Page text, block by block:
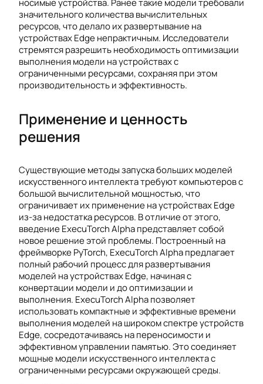
носимые устройства. Ранее такие модели требовали
значительного количества вычислительных
ресурсов, что делало их развертывание на
устройствах Edge непрактичным. Исследователи
стремятся разрешить необходимость оптимизации
выполнения модели на устройствах с
ограниченными ресурсами, сохраняя при этом
производительность и эффективность.
Применение и ценность
решения
Существующие методы запуска больших моделей
искусственного интеллекта требуют компьютеров с
большой вычислительной мощностью, что
ограничивает их применение на устройствах Edge
из-за недостатка ресурсов. В отличие от этого,
введение ExecuTorch Alpha представляет собой
новое решение этой проблемы. Построенный на
фреймворке PyTorch, ExecuTorch Alpha предлагает
полный рабочий процесс для развертывания
моделей на устройствах Edge, начиная с
конвертации модели и до оптимизации и
выполнения. ExecuTorch Alpha позволяет
использовать компактные и эффективные времени
выполнения моделей на широком спектре устройств
Edge, сосредотачиваясь на переносимости и
эффективном управлении памятью. Это соединяет
мощные модели искусственного интеллекта с
ограниченными ресурсами окружающей среды.